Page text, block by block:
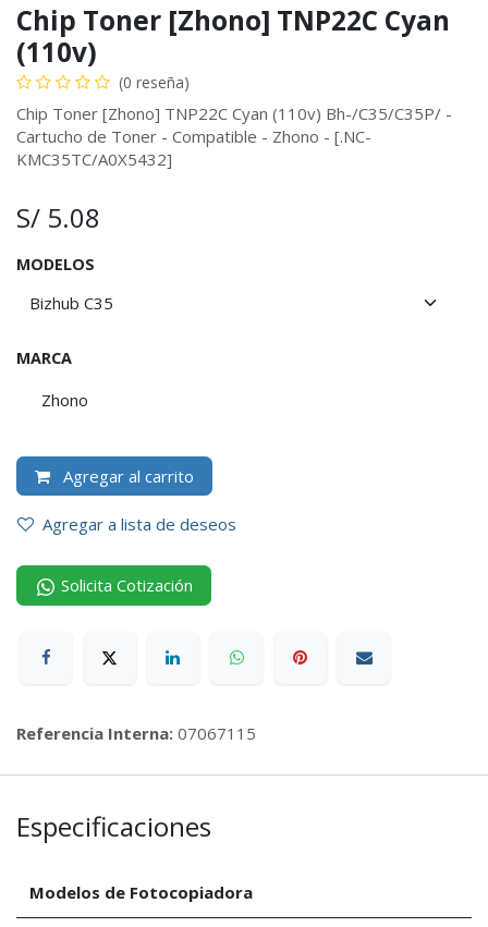
Chip Toner [Zhono] TNP22C Cyan
(110v)
(0 reseña)
Chip Toner [Zhono] TNP22C Cyan (110v) Bh-/C35/C35P/ -
Cartucho de Toner - Compatible - Zhono - [.NC-
KMC35TC/A0X5432]
S/ 5.08
MODELOS
MARCA
Zhono
Agregar al carrito
Agregar a lista de deseos
Solicita Cotización
Referencia Interna: 07067115
Especificaciones
Modelos de Fotocopiadora